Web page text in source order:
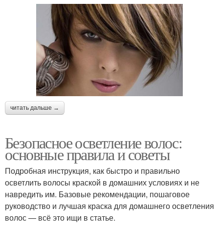
читать дальше →
Безопасное осветление волос:
основные правила и советы
Подробная инструкция, как быстро и правильно
осветлить волосы краской в домашних условиях и не
навредить им. Базовые рекомендации, пошаговое
руководство и лучшая краска для домашнего осветления
волос — всё это ищи в статье.